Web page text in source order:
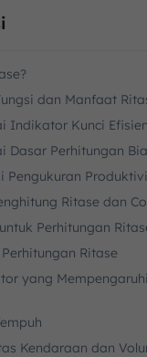
dan Manfaat
Indikator Kunci
Dasar Perhitungan
Pengukuran
Ritase dan
Perhitungan
Ritase
yang
Kendaraan dan